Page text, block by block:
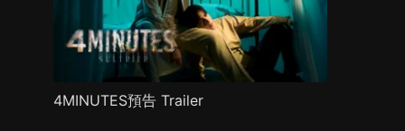
4MINUTES預告 Trailer